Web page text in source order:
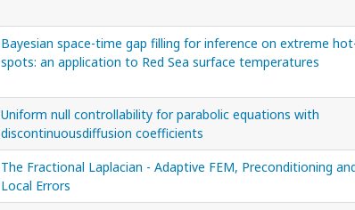
Bayesian space-time gap filling for inference on extreme
spots: an application to Red Sea surface temperatures
Uniform null controllability for parabolic equations with
discontinuousdiffusion coefficients
The Fractional Laplacian - Adaptive FEM, Preconditioning
Local Errors